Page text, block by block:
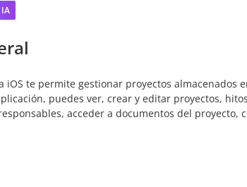
iOS te permite gestionar proyectos almacenados
puedes ver, crear y editar proyectos,
acceder a documentos del proyecto,